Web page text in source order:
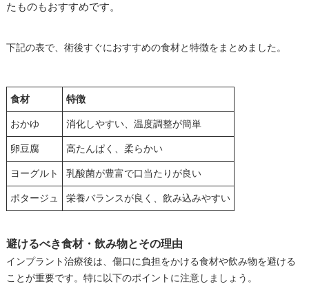
たものもおすすめです。
下記の表で、術後すぐにおすすめの食材と特徴をまとめました。
食材 特徴
おかゆ 消化しやすい、温度調整が簡単
卵豆腐 高たんぱく、柔らかい
ヨーグルト 乳酸菌が豊富で口当たりが良い
ポタージュ 栄養バランスが良く、飲み込みやすい
避けるべき食材・飲み物とその理由
インプラント治療後は、傷口に負担をかける食材や飲み物を避ける
ことが重要です。特に以下のポイントに注意しましょう。